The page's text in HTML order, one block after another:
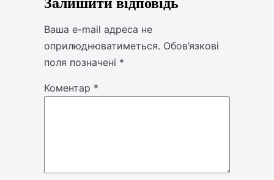
Ваша e-mail адреса не
оприлюднюватиметься. Обов’язкові
поля позначені *
Коментар *